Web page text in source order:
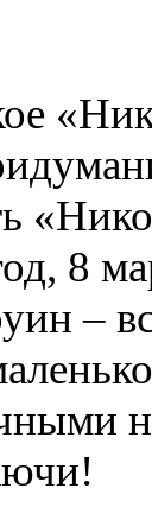
8
–